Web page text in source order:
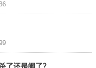
了还是阉了？